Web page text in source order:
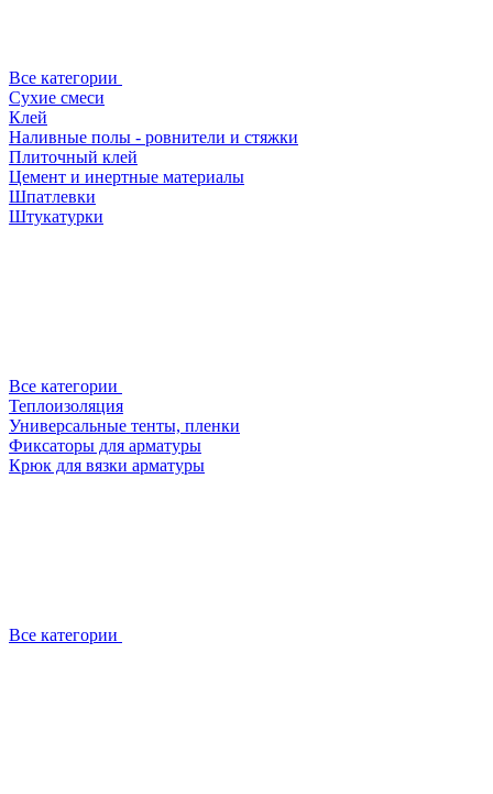
Все категории
Сухие смеси
Клей
Наливные полы - ровнители и стяжки
Плиточный клей
Цемент и инертные материалы
Шпатлевки
Штукатурки
Все категории
Теплоизоляция
Универсальные тенты, пленки
Фиксаторы для арматуры
Крюк для вязки арматуры
Все категории